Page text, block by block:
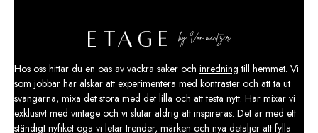
Hos oss hittar du en oas av vackra saker och inredning till hemmet. Vi
som jobbar här älskar att experimentera med kontraster och att ta ut
svängarna, mixa det stora med det lilla och att testa nytt. Här mixar vi
exklusivt med vintage och vi slutar aldrig att inspireras. Det är med ett
ständigt nyfiket öga vi letar trender, märken och nya detaljer att fylla